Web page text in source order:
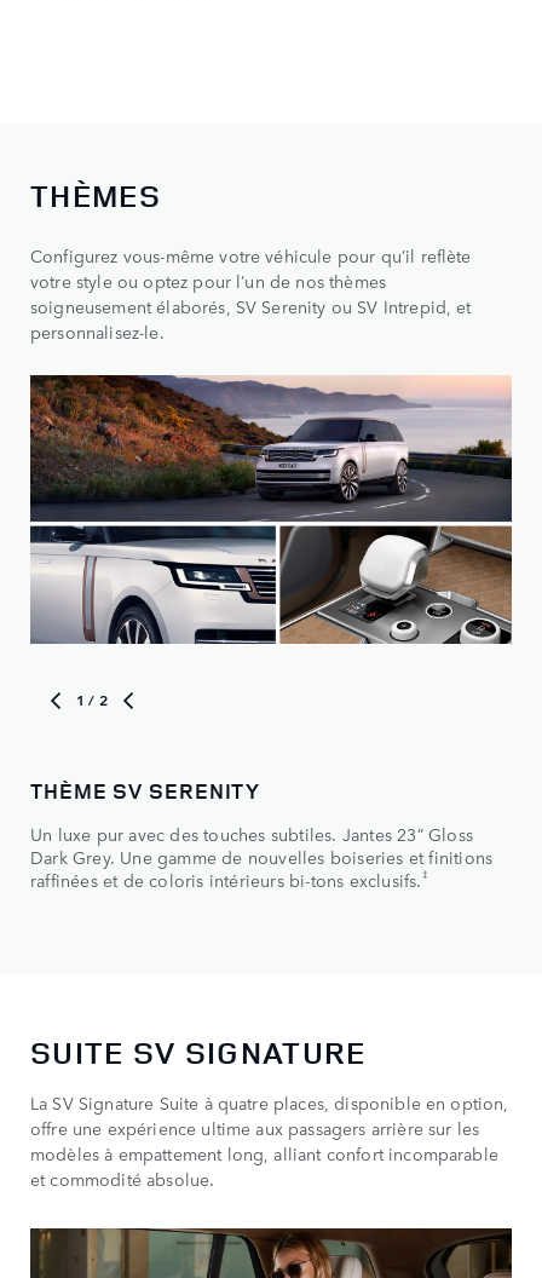
THÈMES
Configurez vous-même votre véhicule pour qu’il reflète
votre style ou optez pour l’un de nos thèmes
soigneusement élaborés, SV Serenity ou SV Intrepid, et
personnalisez-le.
1 / 2
THÈME SV SERENITY
Un luxe pur avec des touches subtiles. Jantes 23” Gloss
Dark Grey. Une gamme de nouvelles boiseries et finitions
raffinées et de coloris intérieurs bi-tons exclusifs.‡
SUITE SV SIGNATURE
La SV Signature Suite à quatre places, disponible en option,
offre une expérience ultime aux passagers arrière sur les
modèles à empattement long, alliant confort incomparable
et commodité absolue.